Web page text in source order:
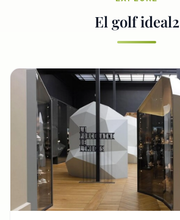
El golf ideal2